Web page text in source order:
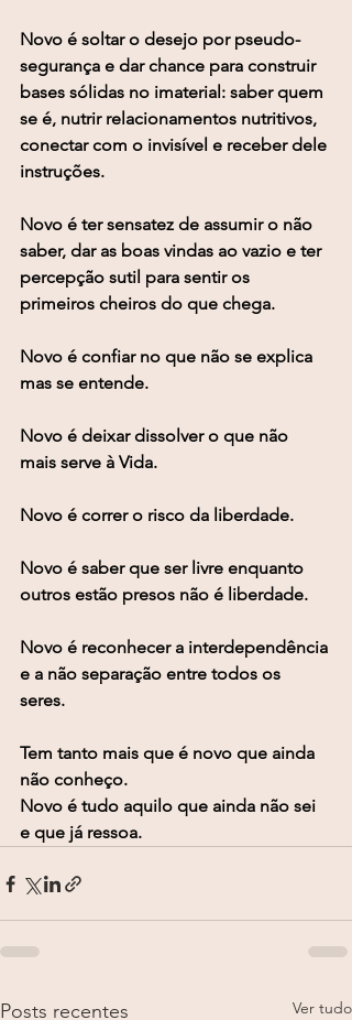
Novo é soltar o desejo por pseudo-
segurança e dar chance para construir
bases sólidas no imaterial: saber quem
se é, nutrir relacionamentos nutritivos,
conectar com o invisível e receber dele
instruções.
Novo é ter sensatez de assumir o não
saber, dar as boas vindas ao vazio e ter
percepção sutil para sentir os
primeiros cheiros do que chega.
Novo é confiar no que não se explica
mas se entende.
Novo é deixar dissolver o que não
mais serve à Vida.
Novo é correr o risco da liberdade.
Novo é saber que ser livre enquanto
outros estão presos não é liberdade.
Novo é reconhecer a interdependência
e a não separação entre todos os
seres.
Tem tanto mais que é novo que ainda
não conheço.
Novo é tudo aquilo que ainda não sei
e que já ressoa.
Posts recentes Ver tudo